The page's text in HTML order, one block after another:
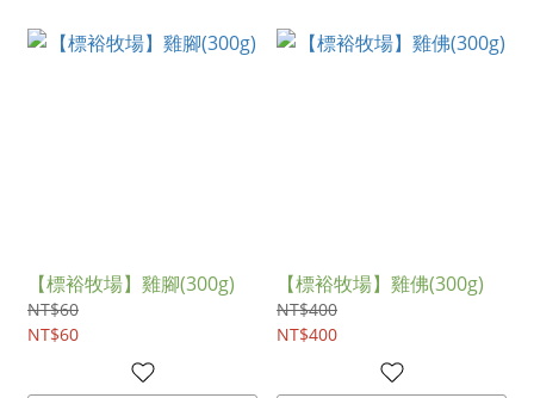
【標裕牧場】雞腳(300g)
NT$60
NT$60
【標裕牧場】雞佛(300g)
NT$400
NT$400